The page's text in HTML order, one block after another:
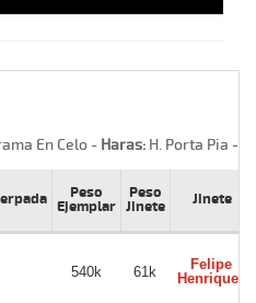
En Celo - Haras: H. Porta Pia -
Peso
Ejemplar
Peso
Jinete
Jinete
540k 61k
Felipe
Henriquez